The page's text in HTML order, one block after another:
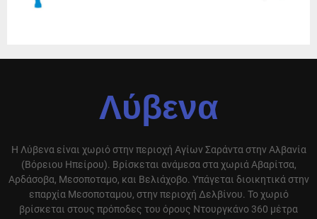
Λύβενα
Η Λύβενα είναι χωριό στην περιοχή Αγίων Σαράντα στην Αλβανία
(Βόρειου Ηπείρου). Βρίσκεται ανάμεσα στα χωριά Αβαρίτσα,
Αρδάσοβα, Μεσοποταμο, και Βελιάχοβο. Υπάγεται διοικητικά στην
επαρχία Μεσοποταμου, στην περιοχή Δελβίνου. Το χωριό
βρίσκεται στους πρόποδες του όρους Ντουργκάνο 360 μέτρα